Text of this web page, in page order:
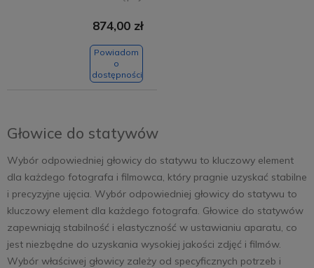
874,00 zł
Powiadom
o
dostępności
Głowice do statywów
Wybór odpowiedniej głowicy do statywu to kluczowy element
dla każdego fotografa i filmowca, który pragnie uzyskać stabilne
i precyzyjne ujęcia. Wybór odpowiedniej głowicy do statywu to
kluczowy element dla każdego fotografa. Głowice do statywów
zapewniają stabilność i elastyczność w ustawianiu aparatu, co
jest niezbędne do uzyskania wysokiej jakości zdjęć i filmów.
Wybór właściwej głowicy zależy od specyficznych potrzeb i